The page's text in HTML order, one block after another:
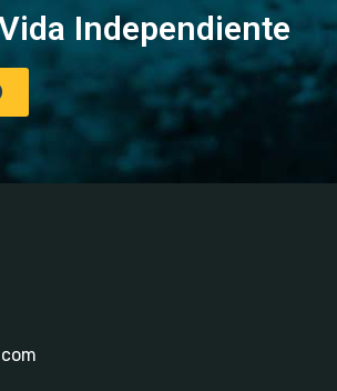
Independiente